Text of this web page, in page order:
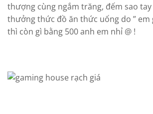
thượng cùng ngắm trăng, đếm sao
thưởng thức đồ ăn thức uống do ” em
thì còn gì bằng 500 anh em nhỉ @ !